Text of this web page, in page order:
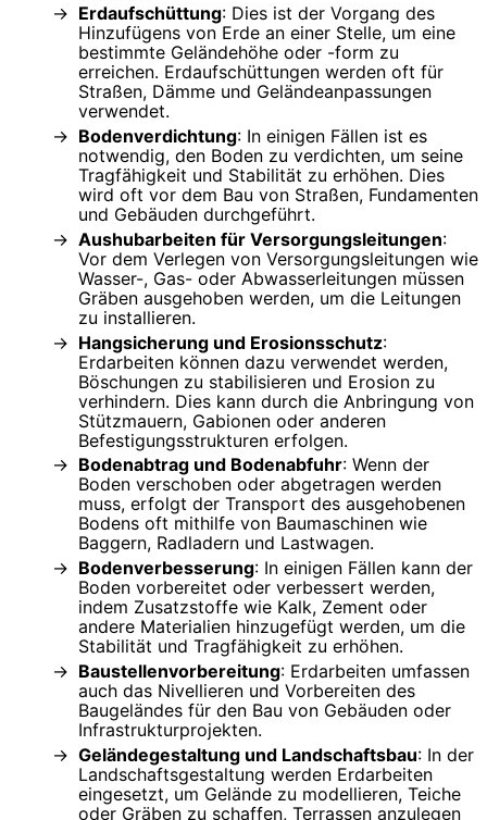
Erdaufschüttung: Dies ist der Vorgang des
Hinzufügens von Erde an einer Stelle, um eine
bestimmte Geländehöhe oder -form zu
erreichen. Erdaufschüttungen werden oft für
Straßen, Dämme und Geländeanpassungen
verwendet.
Bodenverdichtung: In einigen Fällen ist es
notwendig, den Boden zu verdichten, um seine
Tragfähigkeit und Stabilität zu erhöhen. Dies
wird oft vor dem Bau von Straßen, Fundamenten
und Gebäuden durchgeführt.
Aushubarbeiten für Versorgungsleitungen:
Vor dem Verlegen von Versorgungsleitungen wie
Wasser-, Gas- oder Abwasserleitungen müssen
Gräben ausgehoben werden, um die Leitungen
zu installieren.
Hangsicherung und Erosionsschutz:
Erdarbeiten können dazu verwendet werden,
Böschungen zu stabilisieren und Erosion zu
verhindern. Dies kann durch die Anbringung von
Stützmauern, Gabionen oder anderen
Befestigungsstrukturen erfolgen.
Bodenabtrag und Bodenabfuhr: Wenn der
Boden verschoben oder abgetragen werden
muss, erfolgt der Transport des ausgehobenen
Bodens oft mithilfe von Baumaschinen wie
Baggern, Radladern und Lastwagen.
Bodenverbesserung: In einigen Fällen kann der
Boden vorbereitet oder verbessert werden,
indem Zusatzstoffe wie Kalk, Zement oder
andere Materialien hinzugefügt werden, um die
Stabilität und Tragfähigkeit zu erhöhen.
Baustellenvorbereitung: Erdarbeiten umfassen
auch das Nivellieren und Vorbereiten des
Baugeländes für den Bau von Gebäuden oder
Infrastrukturprojekten.
Geländegestaltung und Landschaftsbau: In der
Landschaftsgestaltung werden Erdarbeiten
eingesetzt, um Gelände zu modellieren, Teiche
oder Gräben zu schaffen, Terrassen anzulegen